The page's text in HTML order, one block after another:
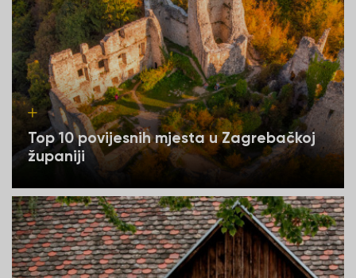
Top 10 povijesnih mjesta u Zagrebačkoj
županiji